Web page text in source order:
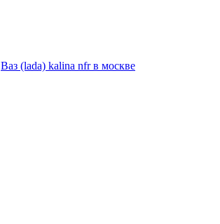
Ваз (lada) kalina nfr в москве